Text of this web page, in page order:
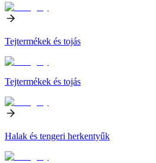
Tejtermékek és tojás
Tejtermékek és tojás
Halak és tengeri herkentyűk